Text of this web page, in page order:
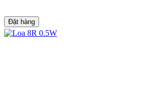
Đặt hàng